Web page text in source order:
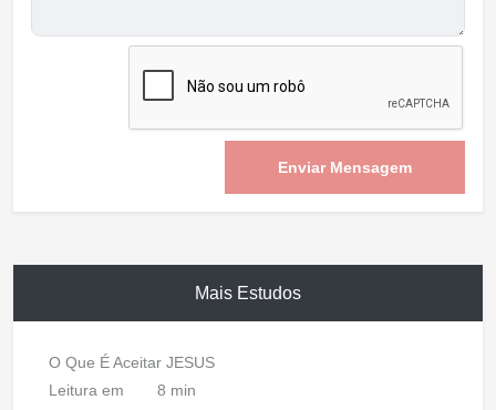
Enviar Mensagem
Mais Estudos
O Que É Aceitar JESUS
Leitura em
8 min